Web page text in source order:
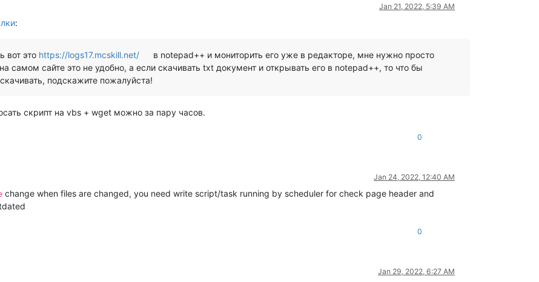
Jan 21, 2022, 5:39 AM
:
вот это https://logs17.mcskill.net/
в notepad++ и мониторить его уже в редакторе, мне нужно просто
самом сайте это не удобно, а если скачивать txt документ и открывать его в notepad++, то что бы
подскажите пожалуйста!
скрипт на vbs + wget можно за пару часов.
0
Jan 24, 2022, 12:40 AM
change when files are changed, you need write script/task running by scheduler for check page header and
0
Jan 29, 2022, 6:27 AM